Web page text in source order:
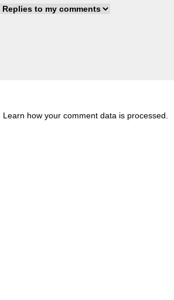
Learn how your comment data is processed